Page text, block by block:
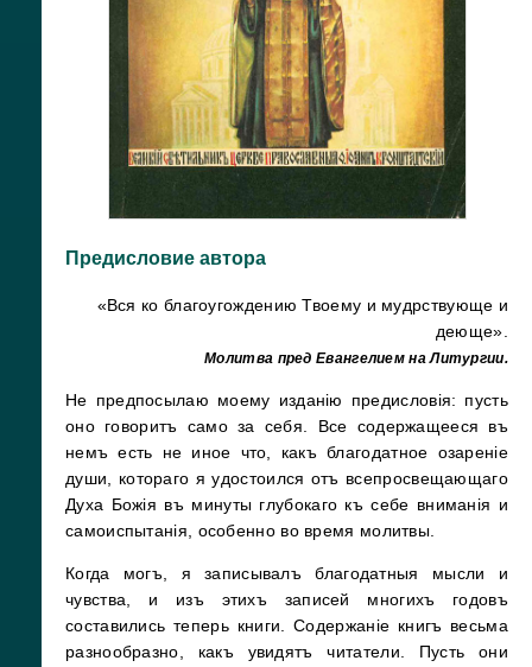
Предисловие автора
«Вся ко благоугождению Твоему и мудрствующе и
деюще».
Молитва пред Евангелием на Литургии.
Не предпосылаю моему изданiю предисловiя: пусть
оно говоритъ само за себя. Все содержащееся въ
немъ есть не иное что, какъ благодатное озаренiе
души, котораго я удостоился отъ всепросвещающаго
Духа Божiя въ минуты глубокаго къ себе вниманiя и
самоиспытанiя, особенно во время молитвы.
Когда могъ, я записывалъ благодатныя мысли и
чувства, и изъ этихъ записей многихъ годовъ
составились теперь книги. Содержанiе книгъ весьма
разнообразно, какъ увидятъ читатели. Пусть они